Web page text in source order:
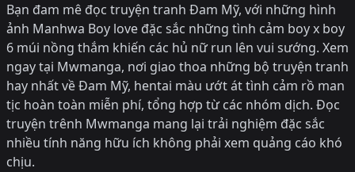
Bạn đam mê đọc truyện tranh Đam Mỹ, với những hình
ảnh Manhwa Boy love đặc sắc những tình cảm boy x boy
6 múi nồng thắm khiến các hủ nữ run lên vui sướng. Xem
ngay tại Mwmanga, nơi giao thoa những bộ truyện tranh
hay nhất về Đam Mỹ, hentai màu ướt át tình cảm rồ man
tịc hoàn toàn miễn phí, tổng hợp từ các nhóm dịch. Đọc
truyện trênh Mwmanga mang lại trải nghiệm đặc sắc
nhiều tính năng hữu ích không phải xem quảng cáo khó
chịu.